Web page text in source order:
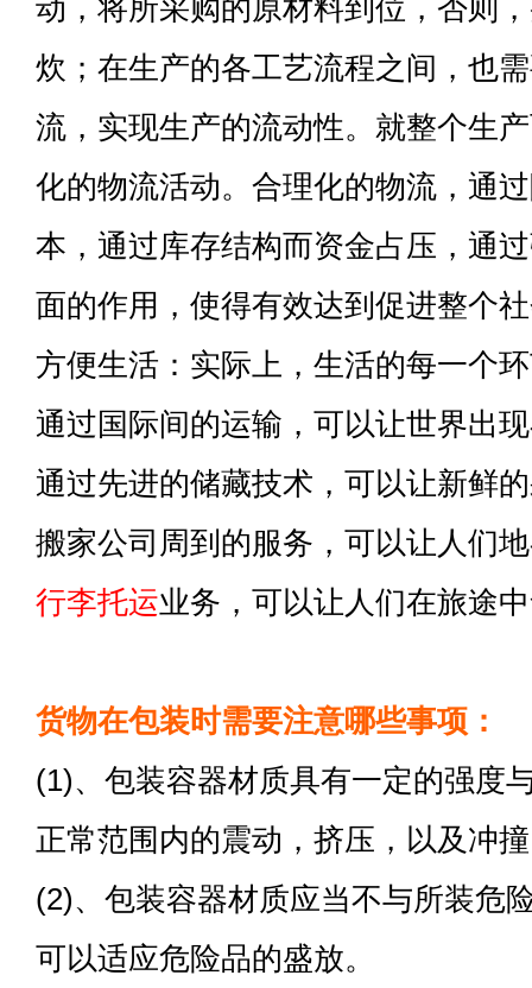
动，将所采购的原材料到位，否则
炊；在生产的各工艺流程之间，也
流，实现生产的流动性。就整个生
化的物流活动。合理化的物流，通
本，通过库存结构而资金占压，通
面的作用，使得有效达到促进整个
方便生活：实际上，生活的每一个
通过国际间的运输，可以让世界出
通过先进的储藏技术，可以让新鲜
搬家公司周到的服务，可以让人们
行李托运业务，可以让人们在旅途
货物在包装时需要注意哪些事项：
(1)、包装容器材质具有一定的强度
正常范围内的震动，挤压，以及冲
(2)、包装容器材质应当不与所装危
可以适应危险品的盛放。